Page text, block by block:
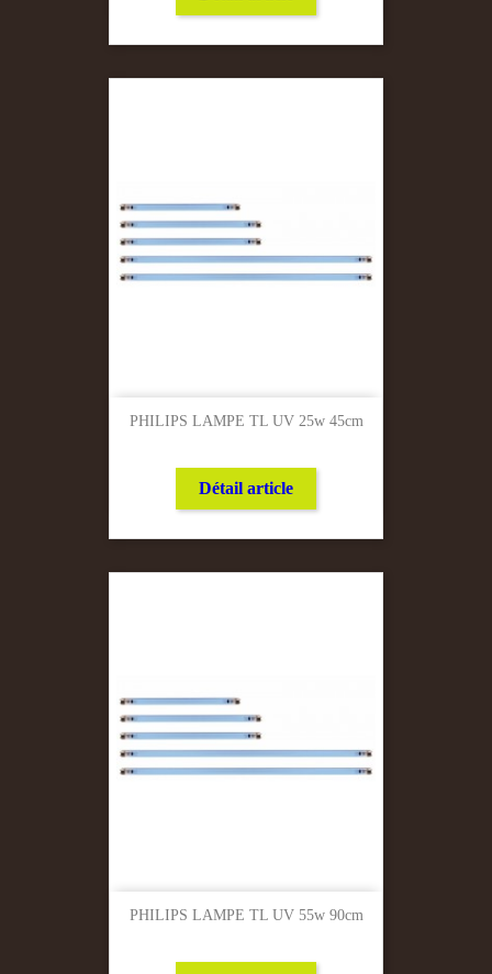
PHILIPS LAMPE TL UV 25w 45cm
Détail article
PHILIPS LAMPE TL UV 55w 90cm